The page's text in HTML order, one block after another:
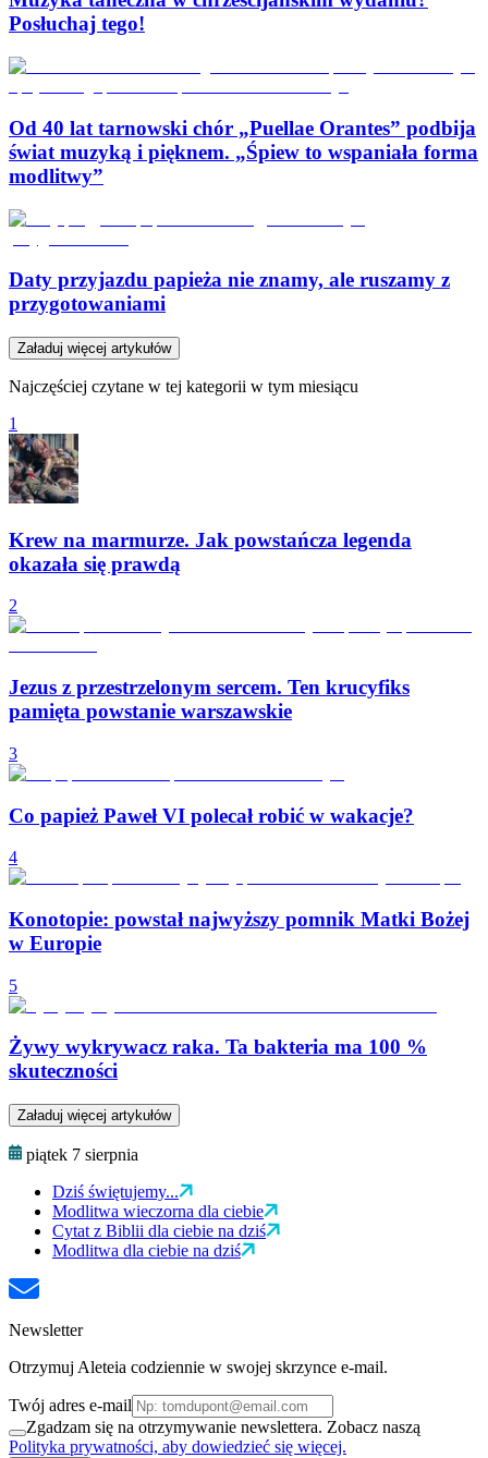
Posłuchaj tego!
Od 40 lat tarnowski chór „Puellae Orantes” podbija
świat muzyką i pięknem. „Śpiew to wspaniała forma
modlitwy”
Daty przyjazdu papieża nie znamy, ale ruszamy z
przygotowaniami
Załaduj więcej artykułów
Najczęściej czytane w tej kategorii w tym miesiącu
1
Krew na marmurze. Jak powstańcza legenda
okazała się prawdą
2
Jezus z przestrzelonym sercem. Ten krucyfiks
pamięta powstanie warszawskie
3
Co papież Paweł VI polecał robić w wakacje?
4
Konotopie: powstał najwyższy pomnik Matki Bożej
w Europie
5
Żywy wykrywacz raka. Ta bakteria ma 100 %
skuteczności
Załaduj więcej artykułów
piątek 7 sierpnia
Dziś świętujemy...
Modlitwa wieczorna dla ciebie
Cytat z Biblii dla ciebie na dziś
Modlitwa dla ciebie na dziś
Newsletter
Otrzymuj Aleteia codziennie w swojej skrzynce e-mail.
Twój adres e-mail
Zgadzam się na otrzymywanie newslettera. Zobacz naszą
Polityka prywatności, aby dowiedzieć się więcej.